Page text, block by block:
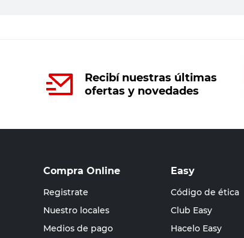
Recibí nuestras últimas
ofertas y novedades
Compra Online
Registrate
Nuestro locales
Medios de pago
Easy
Código de ética
Club Easy
Hacelo Easy